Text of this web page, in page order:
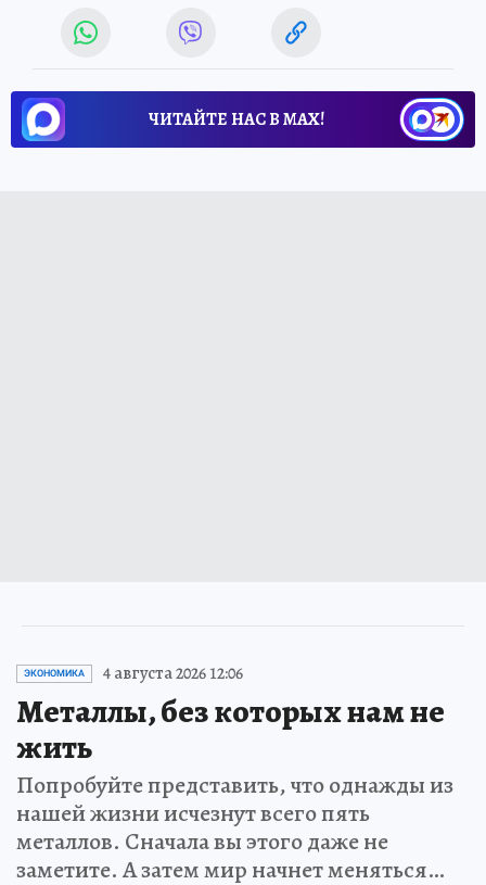
ЧИТАЙТЕ НАС В МАХ!
ЭКОНОМИКА 4 августа 2026 12:06
Металлы, без которых нам не
жить
Попробуйте представить, что однажды из
нашей жизни исчезнут всего пять
металлов. Сначала вы этого даже не
заметите. А затем мир начнет меняться…